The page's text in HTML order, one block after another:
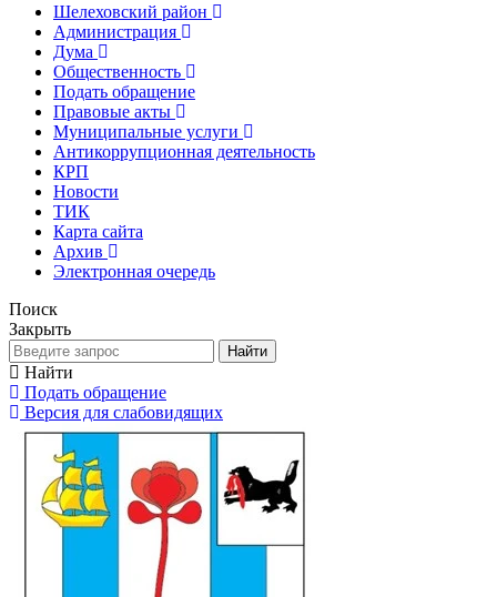
Шелеховский район
Администрация
Дума
Общественность
Подать обращение
Правовые акты
Муниципальные услуги
Антикоррупционная деятельность
КРП
Новости
ТИК
Карта сайта
Архив
Электронная очередь
Поиск
Закрыть
Найти
Найти
Подать обращение
Версия для слабовидящих